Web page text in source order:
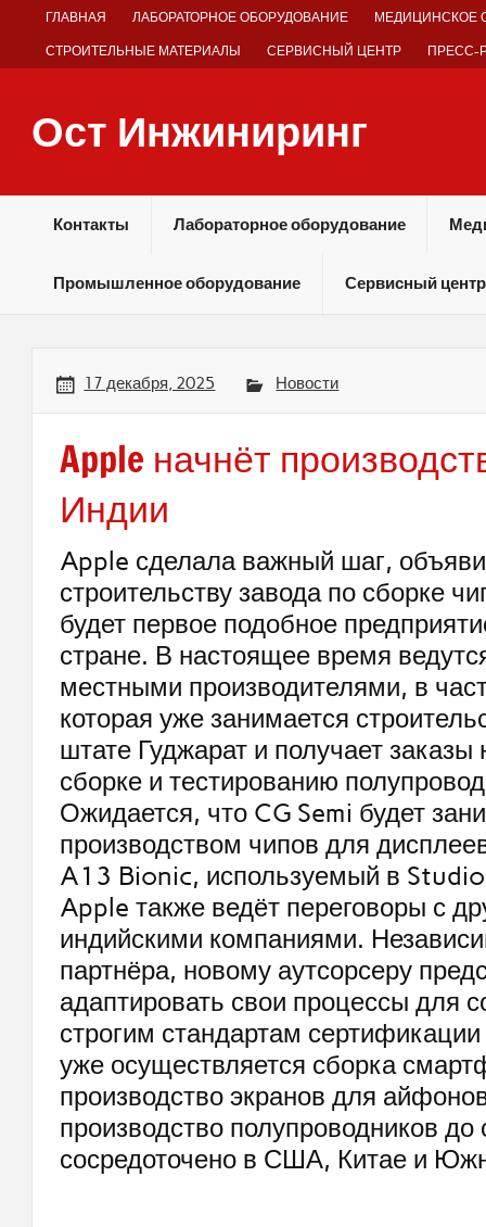
ГЛАВНАЯ ЛАБОРАТОРНОЕ ОБОРУДОВАНИЕ МЕДИЦИНСКОЕ
СТРОИТЕЛЬНЫЕ МАТЕРИАЛЫ СЕРВИСНЫЙ ЦЕНТР ПРЕСС-
Ост Инжиниринг
Контакты Лабораторное оборудование
Промышленное оборудование Сервисный центр
17 декабря, 2025 Новости
Apple начнёт
Индии
Apple сделала важный шаг,
строительству завода по сборке
будет первое подобное
стране. В настоящее время
местными производителями, в
которая уже занимается
штате Гуджарат и получает заказы
сборке и тестированию
Ожидается, что CG Semi будет
производством чипов для
A13 Bionic, используемый в
Apple также ведёт переговоры с
индийскими компаниями.
партнёра, новому аутсорсеру
адаптировать свои процессы для
строгим стандартам
уже осуществляется сборка
производство экранов для
производство полупроводников
сосредоточено в США, Китае и